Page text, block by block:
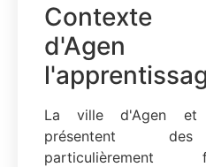
Contexte
La ville d'Agen et
présentent des
particulièrement